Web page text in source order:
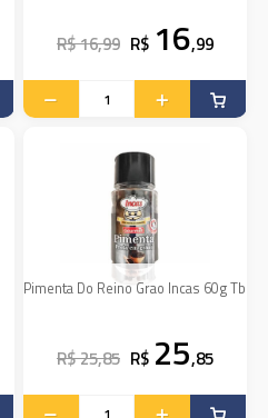
R$ 16,99 R$ 16,99
Pimenta Do Reino Grao Incas 60g Tb
R$ 25,85 R$ 25,85